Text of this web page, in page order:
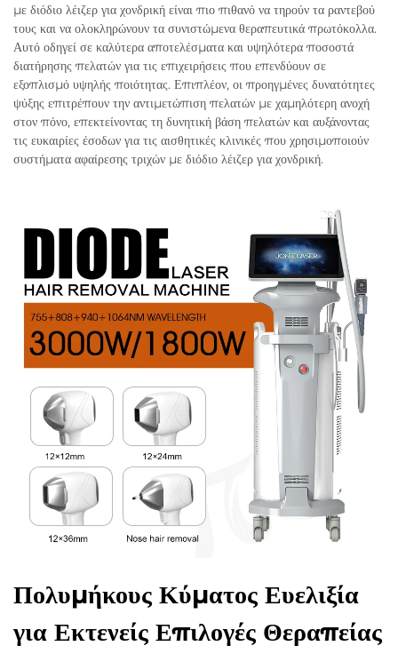
με διόδιο λέιζερ για χονδρική είναι πιο πιθανό να τηρούν τα ραντεβού
τους και να ολοκληρώνουν τα συνιστώμενα θεραπευτικά πρωτόκολλα.
Αυτό οδηγεί σε καλύτερα αποτελέσματα και υψηλότερα ποσοστά
διατήρησης πελατών για τις επιχειρήσεις που επενδύουν σε
εξοπλισμό υψηλής ποιότητας. Επιπλέον, οι προηγμένες δυνατότητες
ψύξης επιτρέπουν την αντιμετώπιση πελατών με χαμηλότερη ανοχή
στον πόνο, επεκτείνοντας τη δυνητική βάση πελατών και αυξάνοντας
τις ευκαιρίες έσοδων για τις αισθητικές κλινικές που χρησιμοποιούν
συστήματα αφαίρεσης τριχών με διόδιο λέιζερ για χονδρική.
Πολυμήκους Κύματος Ευελιξία
για Εκτενείς Επιλογές Θεραπείας